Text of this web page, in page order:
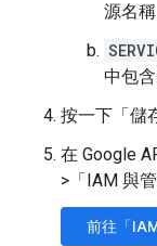
源名稱
中包
按一下「儲
在 Google
> 「IAM 與管
前往「